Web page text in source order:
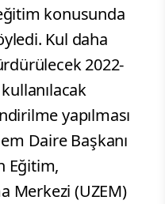
konusunda
Kul daha
2022-
kullanılacak
yapılması
Daire Başkanı
Eğitim,
Merkezi (UZEM)